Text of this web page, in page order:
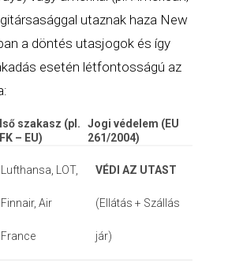
utaznak haza New
a döntés utasjogok és így
esetén létfontosságú az
szakasz (pl.
– EU)
Jogi védelem (EU
261/2004)
Lufthansa, LOT,
Finnair, Air
France
VÉDI AZ UTAST
(Ellátás + Szállás
jár)